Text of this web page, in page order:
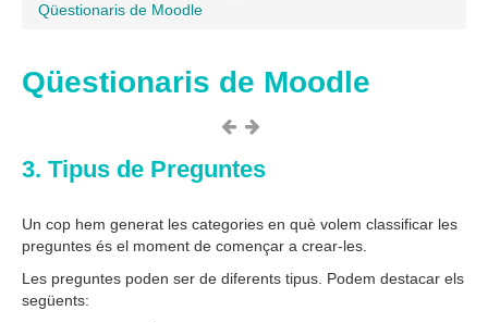
Qüestionaris de Moodle
Qüestionaris de Moodle
3. Tipus de Preguntes
Un cop hem generat les categories en què volem classificar les
preguntes és el moment de començar a crear-les.
Les preguntes poden ser de diferents tipus. Podem destacar els
següents: